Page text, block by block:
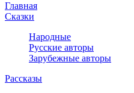
Главная
Сказки
Народные
Русские авторы
Зарубежные авторы
Рассказы